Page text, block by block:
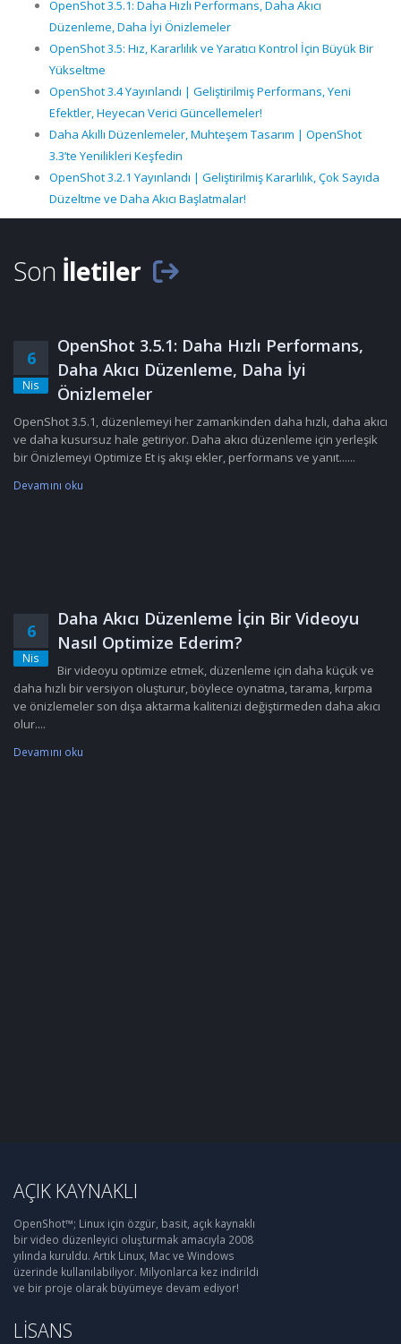
OpenShot 3.5.1: Daha Hızlı Performans, Daha Akıcı
Düzenleme, Daha İyi Önizlemeler
OpenShot 3.5: Hız, Kararlılık ve Yaratıcı Kontrol İçin Büyük Bir
Yükseltme
OpenShot 3.4 Yayınlandı | Geliştirilmiş Performans, Yeni
Efektler, Heyecan Verici Güncellemeler!
Daha Akıllı Düzenlemeler, Muhteşem Tasarım | OpenShot
3.3’te Yenilikleri Keşfedin
OpenShot 3.2.1 Yayınlandı | Geliştirilmiş Kararlılık, Çok Sayıda
Düzeltme ve Daha Akıcı Başlatmalar!
Son İletiler
6
Nis
OpenShot 3.5.1: Daha Hızlı Performans,
Daha Akıcı Düzenleme, Daha İyi
Önizlemeler
OpenShot 3.5.1, düzenlemeyi her zamankinden daha hızlı, daha akıcı
ve daha kusursuz hale getiriyor. Daha akıcı düzenleme için yerleşik
bir Önizlemeyi Optimize Et iş akışı ekler, performans ve yanıt......
Devamını oku
6
Nis
Daha Akıcı Düzenleme İçin Bir Videoyu
Nasıl Optimize Ederim?
Bir videoyu optimize etmek, düzenleme için daha küçük ve
daha hızlı bir versiyon oluşturur, böylece oynatma, tarama, kırpma
ve önizlemeler son dışa aktarma kalitenizi değiştirmeden daha akıcı
olur....
Devamını oku
AÇIK KAYNAKLI
OpenShot™; Linux için özgür, basit, açık kaynaklı
bir video düzenleyici oluşturmak amacıyla 2008
yılında kuruldu. Artık Linux, Mac ve Windows
üzerinde kullanılabiliyor. Milyonlarca kez indirildi
ve bir proje olarak büyümeye devam ediyor!
LISANS